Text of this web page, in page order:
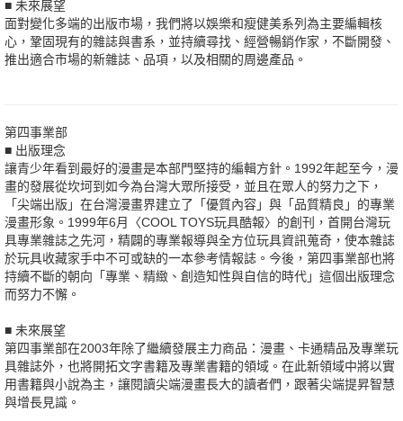
■ 未來展望
面對變化多端的出版市場，我們將以娛樂和瘦健美系列為主要編輯核
心，鞏固現有的雜誌與書系，並持續尋找、經營暢銷作家，不斷開發、
推出適合市場的新雜誌、品項，以及相關的周邊產品。
第四事業部
■ 出版理念
讓青少年看到最好的漫畫是本部門堅持的編輯方針。1992年起至今，漫
畫的發展從坎坷到如今為台灣大眾所接受，並且在眾人的努力之下，
「尖端出版」在台灣漫畫界建立了「優質內容」與「品質精良」的專業
漫畫形象。1999年6月〈COOL TOYS玩具酷報〉的創刊，首開台灣玩
具專業雜誌之先河，精闢的專業報導與全方位玩具資訊蒐奇，使本雜誌
於玩具收藏家手中不可或缺的一本參考情報誌。今後，第四事業部也將
持續不斷的朝向「專業、精緻、創造知性與自信的時代」這個出版理念
而努力不懈。
■ 未來展望
第四事業部在2003年除了繼續發展主力商品：漫畫、卡通精品及專業玩
具雜誌外，也將開拓文字書籍及專業書籍的領域。在此新領域中將以實
用書籍與小說為主，讓閱讀尖端漫畫長大的讀者們，跟著尖端提昇智慧
與增長見識。